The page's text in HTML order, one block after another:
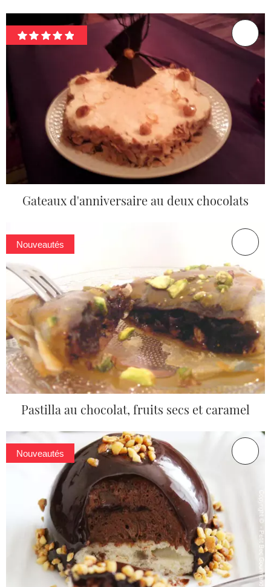
Gateaux d'anniversaire au deux chocolats
Nouveautés
Pastilla au chocolat, fruits secs et caramel
Nouveautés